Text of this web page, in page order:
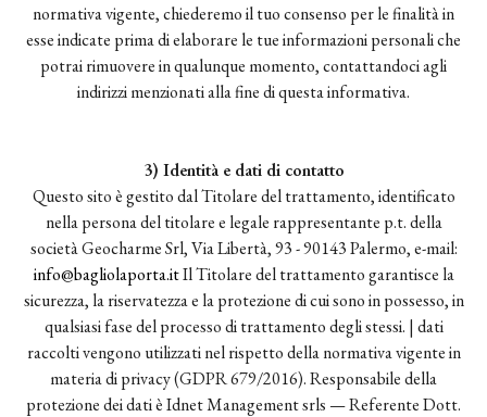
normativa vigente, chiederemo il tuo consenso per le finalità in
esse indicate prima di elaborare le tue informazioni personali che
potrai rimuovere in qualunque momento, contattandoci agli
indirizzi menzionati alla fine di questa informativa.
3) Identità e dati di contatto
Questo sito è gestito dal Titolare del trattamento, identificato
nella persona del titolare e legale rappresentante p.t. della
società Geocharme Srl, Via Libertà, 93 - 90143 Palermo, e-mail:
info@bagliolaporta.itIl Titolare del trattamento garantisce la
sicurezza, la riservatezza e la protezione di cui sono in possesso, in
qualsiasi fase del processo di trattamento degli stessi. | dati
raccolti vengono utilizzati nel rispetto della normativa vigente in
materia di privacy (GDPR 679/2016). Responsabile della
protezione dei dati è Idnet Management srls — Referente Dott.